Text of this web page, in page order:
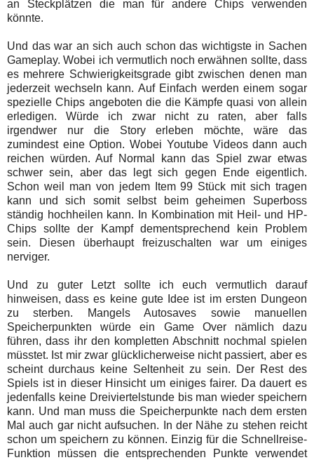
an Steckplätzen die man für andere Chips verwenden
könnte.
Und das war an sich auch schon das wichtigste in Sachen
Gameplay. Wobei ich vermutlich noch erwähnen sollte, dass
es mehrere Schwierigkeitsgrade gibt zwischen denen man
jederzeit wechseln kann. Auf Einfach werden einem sogar
spezielle Chips angeboten die die Kämpfe quasi von allein
erledigen. Würde ich zwar nicht zu raten, aber falls
irgendwer nur die Story erleben möchte, wäre das
zumindest eine Option. Wobei Youtube Videos dann auch
reichen würden. Auf Normal kann das Spiel zwar etwas
schwer sein, aber das legt sich gegen Ende eigentlich.
Schon weil man von jedem Item 99 Stück mit sich tragen
kann und sich somit selbst beim geheimen Superboss
ständig hochheilen kann. In Kombination mit Heil- und HP-
Chips sollte der Kampf dementsprechend kein Problem
sein. Diesen überhaupt freizuschalten war um einiges
nerviger.
Und zu guter Letzt sollte ich euch vermutlich darauf
hinweisen, dass es keine gute Idee ist im ersten Dungeon
zu sterben. Mangels Autosaves sowie manuellen
Speicherpunkten würde ein Game Over nämlich dazu
führen, dass ihr den kompletten Abschnitt nochmal spielen
müsstet. Ist mir zwar glücklicherweise nicht passiert, aber es
scheint durchaus keine Seltenheit zu sein. Der Rest des
Spiels ist in dieser Hinsicht um einiges fairer. Da dauert es
jedenfalls keine Dreiviertelstunde bis man wieder speichern
kann. Und man muss die Speicherpunkte nach dem ersten
Mal auch gar nicht aufsuchen. In der Nähe zu stehen reicht
schon um speichern zu können. Einzig für die Schnellreise-
Funktion müssen die entsprechenden Punkte verwendet